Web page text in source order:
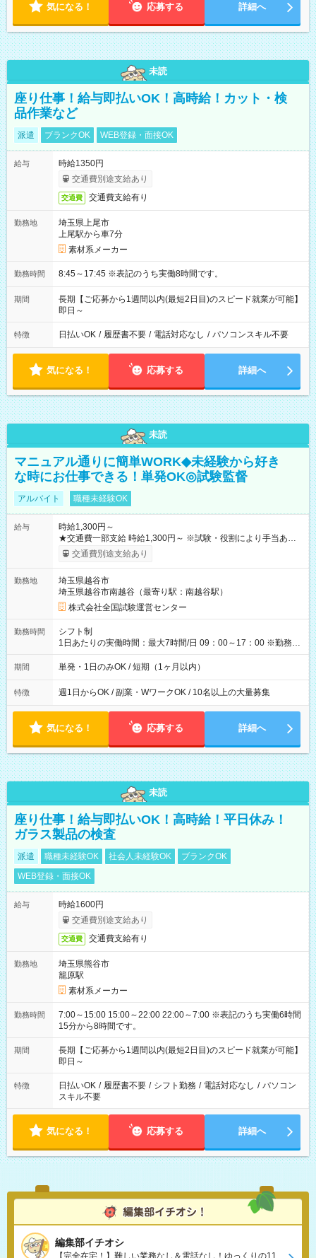
気になる！ 応募する 詳細へ
未読
座り仕事！給与即払いOK！高時給！カット・検
品作業など
派遣 ブランクOK WEB登録・面接OK
給与
時給1350円
交通費別途支給あり
交通費 交通費支給有り
勤務地
埼玉県上尾市
上尾駅から車7分
素材系メーカー
勤務時間 8:45～17:45 ※表記のうち実働8時間です。
期間
長期【ご応募から1週間以内(最短2日目)のスピード就業が可能】
即日～
特徴 日払いOK / 履歴書不要 / 電話対応なし / パソコンスキル不要
気になる！ 応募する 詳細へ
未読
マニュアル通りに簡単WORK◆未経験から好き
な時にお仕事できる！単発OK◎試験監督
アルバイト 職種未経験OK
給与
時給1,300円～
★交通費一部支給 時給1,300円～ ※試験・役割により手当あり
※勤務回数により昇給あり 【即給（前払い）オプションあ
り！】 希望される場合、勤務から1週間ほどで給与の一部を受け
例】 ・河合塾模擬試験 8:30～17:30（休憩1時間） 時給1,300円
×8時間＝日収10,400円＋交通費 ※当日の役割により時給＋100
円の場合あり ・国家試験 7:00～13:30（休憩なし） 時給1,300
円（役割手当＋100円）×6時間＝日収8,400円＋交通費 【試用期
間】試用期間なし
交通費別途支給あり
勤務地
埼玉県越谷市
埼玉県越谷市南越谷（最寄り駅：南越谷駅）
株式会社全国試験運営センター
勤務時間
シフト制
1日あたりの実働時間：最大7時間/日 09：00～17：00 ※勤務時
間は 試験により異なります。
期間 単発・1日のみOK / 短期（1ヶ月以内）
特徴 週1日からOK / 副業・WワークOK / 10名以上の大量募集
気になる！ 応募する 詳細へ
未読
座り仕事！給与即払いOK！高時給！平日休み！
ガラス製品の検査
派遣 職種未経験OK 社会人未経験OK
ブランクOK
WEB登録・面接OK
給与
時給1600円
交通費別途支給あり
交通費 交通費支給有り
勤務地
埼玉県熊谷市
籠原駅
素材系メーカー
勤務時間
7:00～15:00 15:00～22:00 22:00～7:00 ※表記のうち実働6時間
15分から8時間です。
期間
長期【ご応募から1週間以内(最短2日目)のスピード就業が可能】
即日～
特徴 日払いOK / 履歴書不要 / シフト勤務 / 電話対応なし / パソコン
スキル不要
気になる！ 応募する 詳細へ
編集部イチオシ
【完全在宅！】難しい業務なし＆電話なし！ゆっくりの11